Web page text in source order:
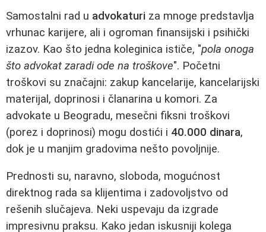
Samostalni rad u advokaturi za mnoge predstavlja
vrhunac karijere, ali i ogroman finansijski i psihički
izazov. Kao što jedna koleginica ističe, "pola onoga
što advokat zaradi ode na troškove". Početni
troškovi su značajni: zakup kancelarije, kancelarijski
materijal, doprinosi i članarina u komori. Za
advokate u Beogradu, mesečni fiksni troškovi
(porez i doprinosi) mogu dostići i 40.000 dinara,
dok je u manjim gradovima nešto povoljnije.
Prednosti su, naravno, sloboda, mogućnost
direktnog rada sa klijentima i zadovoljstvo od
rešenih slučajeva. Neki uspevaju da izgrade
impresivnu praksu. Kako jedan iskusniji kolega